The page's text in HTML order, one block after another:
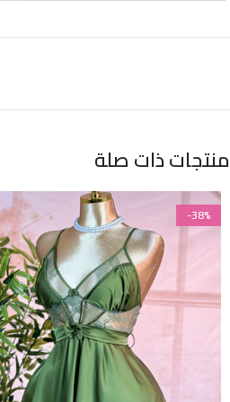
منتجات ذات صلة
-38%